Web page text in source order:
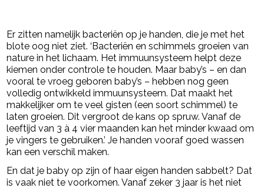
Er zitten namelijk bacteriën op je handen, die je met het
blote oog niet ziet. ‘Bacteriën en schimmels groeien van
nature in het lichaam. Het immuunsysteem helpt deze
kiemen onder controle te houden. Maar baby’s – en dan
vooral te vroeg geboren baby’s – hebben nog geen
volledig ontwikkeld immuunsysteem. Dat maakt het
makkelijker om te veel gisten (een soort schimmel) te
laten groeien. Dit vergroot de kans op spruw. Vanaf de
leeftijd van 3 à 4 vier maanden kan het minder kwaad om
je vingers te gebruiken.’ Je handen vooraf goed wassen
kan een verschil maken.
En dat je baby op zijn of haar eigen handen sabbelt? Dat
is vaak niet te voorkomen. Vanaf zeker 3 jaar is het niet